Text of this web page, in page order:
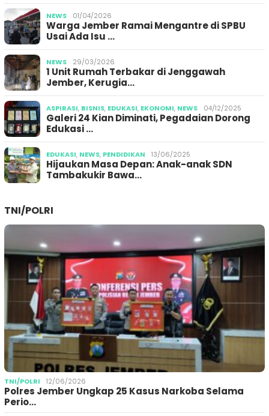
NEWS 01/04/2026
Warga Jember Ramai Mengantre di SPBU
Usai Ada Isu …
NEWS 29/03/2026
1 Unit Rumah Terbakar di Jenggawah
Jember, Kerugia…
ASPIRASI, BISNIS, EDUKASI, EKONOMI, NEWS 04/12/2025
Galeri 24 Kian Diminati, Pegadaian Dorong
Edukasi …
EDUKASI, NEWS, PENDIDIKAN 13/06/2025
Hijaukan Masa Depan: Anak-anak SDN
Tambakukir Bawa…
TNI/POLRI
TNI/POLRI 12/06/2026
Polres Jember Ungkap 25 Kasus Narkoba Selama
Perio…